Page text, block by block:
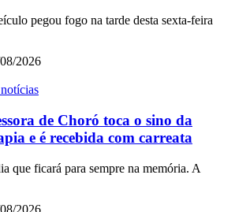
pegou fogo na tarde desta sexta-feira
2026
de Choró toca o sino da
e é recebida com carreata
que ficará para sempre na memória. A
2026